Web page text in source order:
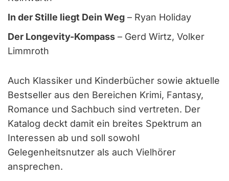
In der Stille liegt Dein Weg – Ryan Holiday
Der Longevity-Kompass – Gerd Wirtz, Volker
Limmroth
Auch Klassiker und Kinderbücher sowie aktuelle
Bestseller aus den Bereichen Krimi, Fantasy,
Romance und Sachbuch sind vertreten. Der
Katalog deckt damit ein breites Spektrum an
Interessen ab und soll sowohl
Gelegenheitsnutzer als auch Vielhörer
ansprechen.